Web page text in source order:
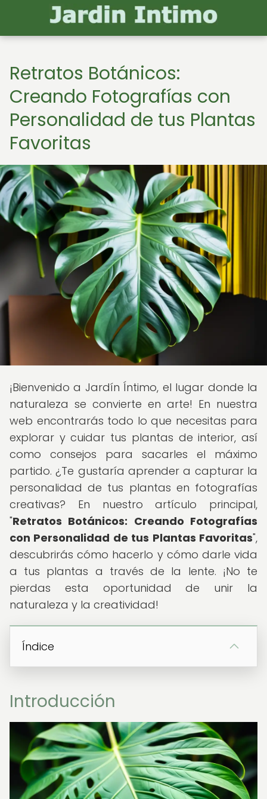
Retratos Botánicos:
Creando Fotografías con
Personalidad de tus Plantas
Favoritas
¡Bienvenido a Jardín Íntimo, el lugar donde la
naturaleza se convierte en arte! En nuestra
web encontrarás todo lo que necesitas para
explorar y cuidar tus plantas de interior, así
como consejos para sacarles el máximo
partido. ¿Te gustaría aprender a capturar la
personalidad de tus plantas en fotografías
creativas? En nuestro artículo principal,
"Retratos Botánicos: Creando Fotografías
con Personalidad de tus Plantas Favoritas",
descubrirás cómo hacerlo y cómo darle vida
a tus plantas a través de la lente. ¡No te
pierdas esta oportunidad de unir la
naturaleza y la creatividad!
Índice
Introducción